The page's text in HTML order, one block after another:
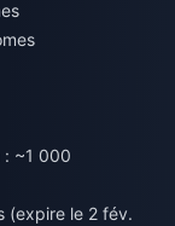
: ~1 000
(expire le 2 fév.